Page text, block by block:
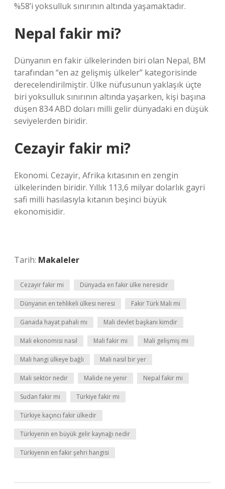
%58’i yoksulluk sınırının altında yaşamaktadır.
Nepal fakir mi?
Dünyanın en fakir ülkelerinden biri olan Nepal, BM
tarafından “en az gelişmiş ülkeler” kategorisinde
derecelendirilmiştir. Ülke nüfusunun yaklaşık üçte
biri yoksulluk sınırının altında yaşarken, kişi başına
düşen 834 ABD doları milli gelir dünyadaki en düşük
seviyelerden biridir.
Cezayir fakir mi?
Ekonomi. Cezayir, Afrika kıtasının en zengin
ülkelerinden biridir. Yıllık 113,6 milyar dolarlık gayri
safi milli hasılasıyla kıtanın beşinci büyük
ekonomisidir.
Tarih: Makaleler
Cezayir fakir mi Dünyada en fakir ülke neresidir
Dünyanın en tehlikeli ülkesi neresi Fakir Türk Mali mi
Ganada hayat pahalı mı Mali devlet başkanı kimdir
Mali ekonomisi nasıl Mali fakir mi Mali gelişmiş mi
Mali hangi ülkeye bağlı Mali nasıl bir yer
Mali sektör nedir Malide ne yenir Nepal fakir mi
Sudan fakir mi Türkiye fakir mi
Türkiye kaçıncı fakir ülkedir
Türkiyenin en büyük gelir kaynağı nedir
Türkiyenin en fakir şehri hangisi